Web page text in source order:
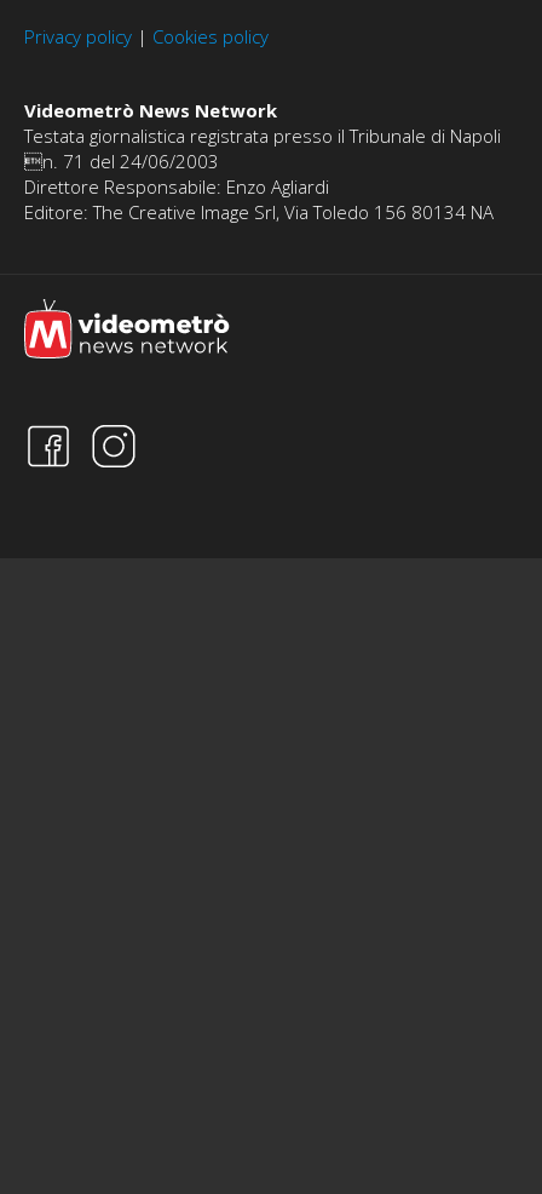
Privacy policy | Cookies policy
Videometrò News Network
Testata giornalistica registrata presso il Tribunale di Napoli
n. 71 del 24/06/2003
Direttore Responsabile: Enzo Agliardi
Editore: The Creative Image Srl, Via Toledo 156 80134 NA